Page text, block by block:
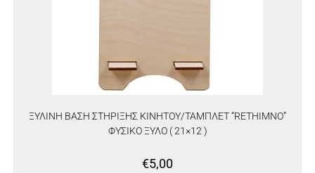
ΞΥΛΙΝΗ ΒΑΣΗ ΣΤΗΡΙΞΗΣ ΚΙΝΗΤΟΥ/ΤΑΜΠΛΕΤ “RETHIMNO”
ΦΥΣΙΚΟ ΞΥΛΟ ( 21×12 )
€5,00